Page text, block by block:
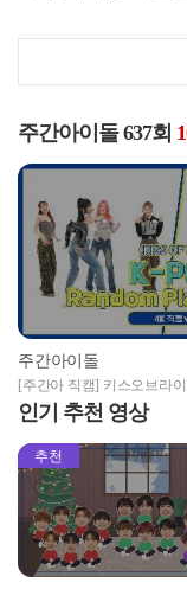
주간아이돌 637회
주간아이돌
[주간아 직캠] 키스오브라
POP 랜덤 플레이 댄스 (4K
#Spicy #Baddie 등 l EP.637
인기 추천 영상
추천